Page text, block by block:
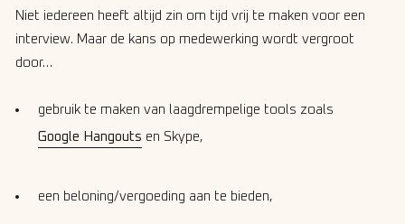
Niet iedereen heeft altijd zin om tijd vrij te maken voor een
interview. Maar de kans op medewerking wordt vergroot
door…
gebruik te maken van laagdrempelige tools zoals
Google Hangouts en Skype,
een beloning/vergoeding aan te bieden,